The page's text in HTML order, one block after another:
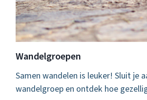
Wandelgroepen
Samen wandelen is leuker! Sluit je
wandelgroep en ontdek hoe